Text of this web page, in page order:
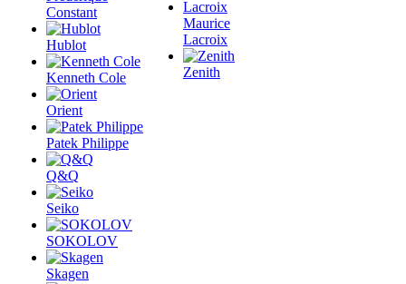
Constant
Hublot
Kenneth Cole
Orient
Patek Philippe
Q&Q
Seiko
SOKOLOV
Skagen
Maurice
Lacroix
Zenith